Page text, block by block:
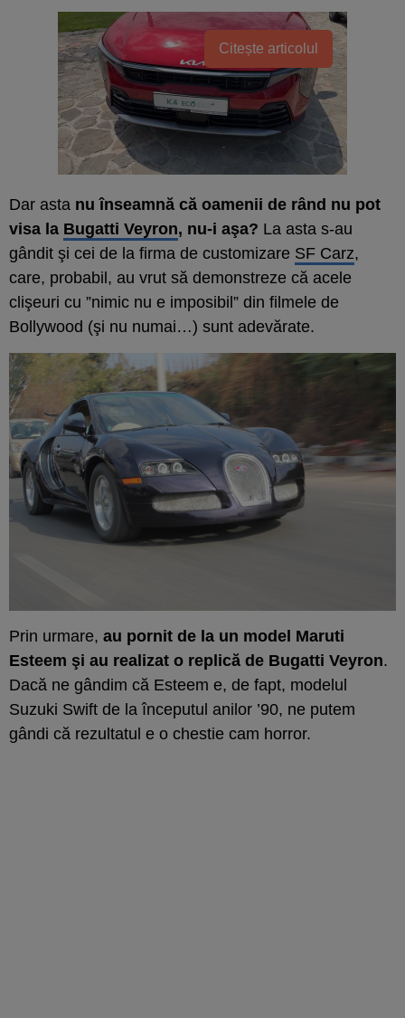
Citește articolul
Dar asta nu înseamnă că oamenii de rând nu pot
visa la Bugatti Veyron, nu-i aşa? La asta s-au
gândit şi cei de la firma de customizare SF Carz,
care, probabil, au vrut să demonstreze că acele
clişeuri cu ”nimic nu e imposibil” din filmele de
Bollywood (şi nu numai…) sunt adevărate.
Prin urmare, au pornit de la un model Maruti
Esteem şi au realizat o replică de Bugatti Veyron.
Dacă ne gândim că Esteem e, de fapt, modelul
Suzuki Swift de la începutul anilor ’90, ne putem
gândi că rezultatul e o chestie cam horror.